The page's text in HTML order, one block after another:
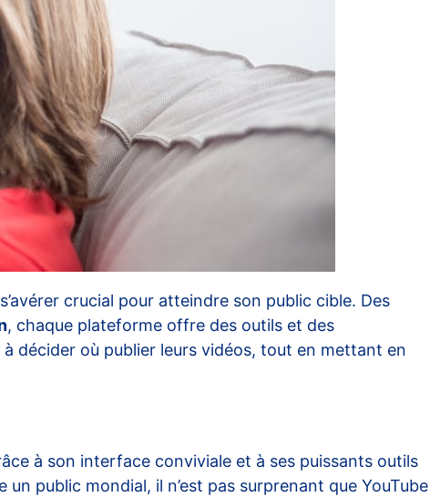
crucial pour atteindre son public cible. Des
, chaque plateforme offre des outils et des
décider où publier leurs vidéos, tout en mettant en
à son interface conviviale et à ses puissants outils
public mondial, il n’est pas surprenant que YouTube